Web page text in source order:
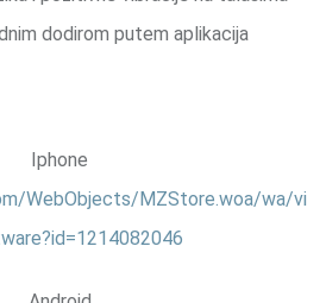
dodirom putem aplikacija
Iphone
WebObjects/MZStore.woa/wa/vi